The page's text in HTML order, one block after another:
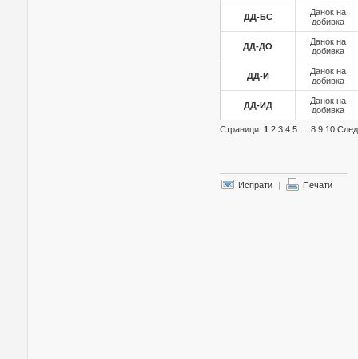
ДД-БС
Данок на
добивка
ДД-ДО
Данок на
добивка
ДД-И
Данок на
добивка
ДД-ИД
Данок на
добивка
Страници: 1 2 3 4 5 8 9 10
Испрати | Печати